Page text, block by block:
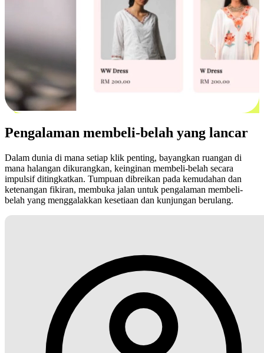
Pengalaman membeli-belah yang lancar
Dalam dunia di mana setiap klik penting, bayangkan ruangan di
mana halangan dikurangkan, keinginan membeli-belah secara
impulsif ditingkatkan. Tumpuan dibreikan pada kemudahan dan
ketenangan fikiran, membuka jalan untuk pengalaman membeli-
belah yang menggalakkan kesetiaan dan kunjungan berulang.